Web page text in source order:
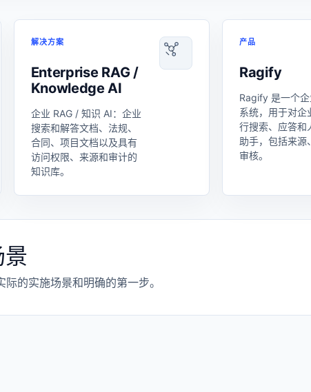
解决方案
Enterprise RAG /
Knowledge AI
企业 RAG / 知识 AI：企业
搜索和解答文档、法规、
合同、项目文档以及具有
访问权限、来源和审计的
知识库。
产品
Ragify
Ragify 是一个企
系统，用于对企
行搜索、应答和
助手，包括来源
审核。
的实施场景和明确的第一步。